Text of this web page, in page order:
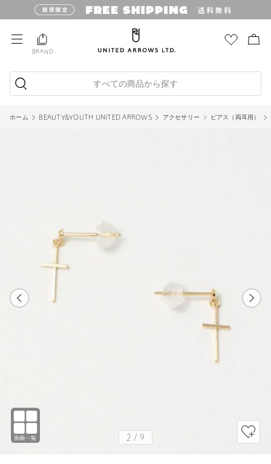
BRAND
すべての商品から探す
ホーム BEAUTY&YOUTH UNITED ARROWS アクセサリー ピアス（両耳用）
2 / 9